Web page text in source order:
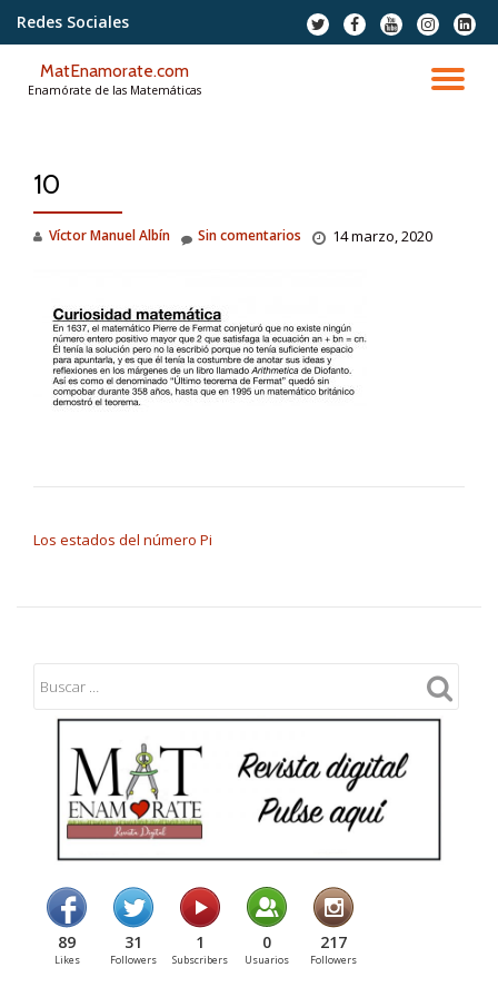
contenido
Redes Sociales
fa-
twitter
fa-
facebook
fa-
youtube
fa-
instagram
fa-
MatEnamorate.com
Enamórate de las Matemáticas
10
Víctor Manuel Albín 14 marzo, 2020
Sin comentarios
Los estados del número Pi
89
Likes
31
Followers
1
Subscribers
0
Usuarios
217
Followers